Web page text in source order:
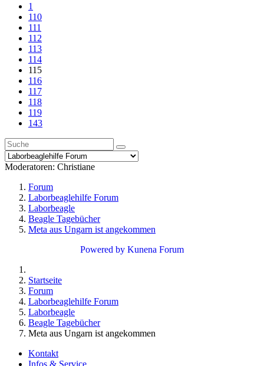
1
110
111
112
113
114
115
116
117
118
119
143
Moderatoren: Christiane
Forum
Laborbeaglehilfe Forum
Laborbeagle
Beagle Tagebücher
Meta aus Ungarn ist angekommen
Powered by Kunena Forum
Startseite
Forum
Laborbeaglehilfe Forum
Laborbeagle
Beagle Tagebücher
Meta aus Ungarn ist angekommen
Kontakt
Infos & Service